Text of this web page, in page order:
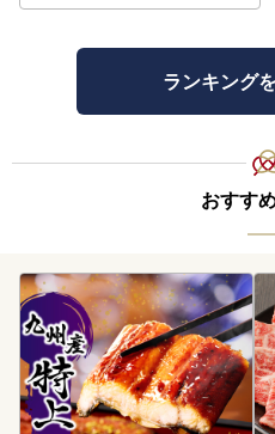
ランキング
おすす